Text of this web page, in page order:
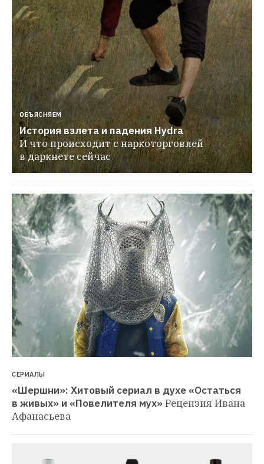
ОБЪЯСНЯЕМ
История взлета и падения Hydra
И что происходит с наркоторговлей
в даркнете сейчас
СЕРИАЛЫ
«Шершни»: Хитовый сериал в духе «Остаться
в живых» и «Повелителя мух» Рецензия Ивана
Афанасьева